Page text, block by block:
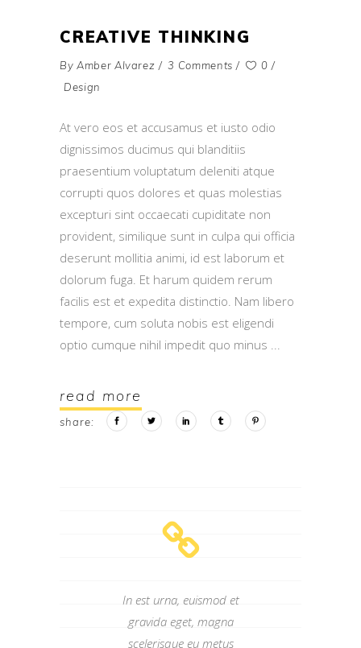
CREATIVE THINKING
By Amber Alvarez 3 Comments
0
Design
At vero eos et accusamus et iusto odio
dignissimos ducimus qui blanditiis
praesentium voluptatum deleniti atque
corrupti quos dolores et quas molestias
excepturi sint occaecati cupiditate non
provident, similique sunt in culpa qui officia
deserunt mollitia animi, id est laborum et
dolorum fuga. Et harum quidem rerum
facilis est et expedita distinctio. Nam libero
tempore, cum soluta nobis est eligendi
optio cumque nihil impedit quo minus
read more
share:
In est urna, euismod et
gravida eget, magna
scelerisque eu metus